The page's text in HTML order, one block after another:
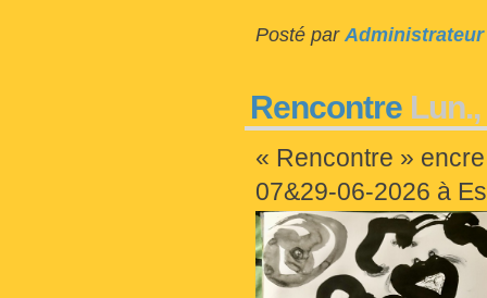
Posté par Administrateur
Rencontre
« Rencontre »
07&29-06-2026 à